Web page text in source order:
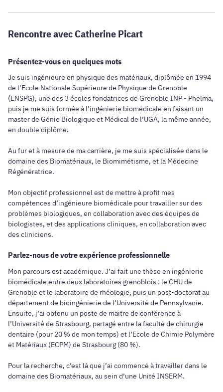
Rencontre avec Catherine Picart
Présentez-vous en quelques mots
Je suis ingénieure en physique des matériaux, diplômée en 1994
de l’Ecole Nationale Supérieure de Physique de Grenoble
(ENSPG), une des 3 écoles fondatrices de Grenoble INP - Phelma,
puis je me suis formée à l’ingénierie biomédicale en faisant un
master de Génie Biologique et Médical de l’UGA, la même année,
en double diplôme.
Au fur et à mesure de ma carrière, je me suis spécialisée dans le
domaine des Biomatériaux, le Biomimétisme, et la Médecine
Régénératrice.
Mon objectif professionnel est de mettre à profit mes
compétences d’ingénieure biomédicale pour travailler sur des
problèmes biologiques, en collaboration avec des équipes de
biologistes, et des applications cliniques, en collaboration avec
des cliniciens.
Parlez-nous de votre expérience professionnelle
Mon parcours est académique. J’ai fait une thèse en ingénierie
biomédicale entre deux laboratoires grenoblois : le CHU de
Grenoble et le laboratoire de rhéologie, puis un post-doctorat au
département de bioingénierie de l’Université de Pennsylvanie.
Ensuite, j’ai obtenu un poste de maitre de conférence à
l’Université de Strasbourg, partagé entre la faculté de chirurgie
dentaire (pour 20 % de mon temps) et l’Ecole de Chimie Polymère
et Matériaux (ECPM) de Strasbourg (80 %).
Pour la recherche, c’est là que j’ai commencé à travailler dans le
domaine des Biomatériaux, au sein d’une Unité INSERM.